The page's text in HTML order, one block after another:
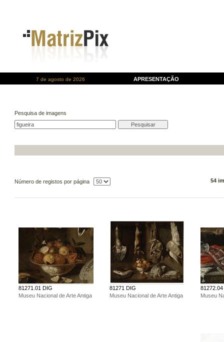
7 de agosto de 2026 APRESENTAÇÃO
Pesquisa de imagens
Número de registos por página 54
81271.01 DIG
Museu Nacional de Arte Antiga
81271 DIG
Museu Nacional de Arte Antiga
Museu